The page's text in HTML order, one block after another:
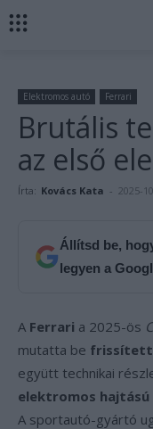
Elektromos autó Ferrari
Brutális
az első
Írta: Kovács Kata - 2025-
Állítsd be,
legyen a
A Ferrari a 2025-ös
mutatta be frissített
együtt technikai
elektromos hajtású
A sportautó-gyártó